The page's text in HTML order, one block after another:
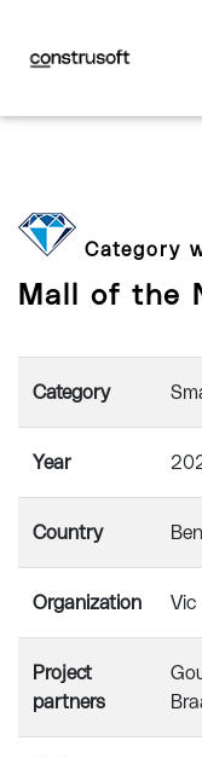
Category
Mall of the
Category
Year
Country
Organization Vic
Project
partners